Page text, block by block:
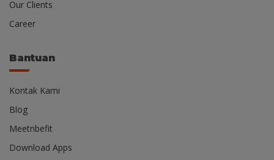
Our Clients
Career
Bantuan
Kontak Kami
Blog
Meetnbefit
Download Apps